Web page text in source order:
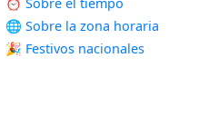
🌐 Sobre la zona horaria
🎉 Festivos nacionales